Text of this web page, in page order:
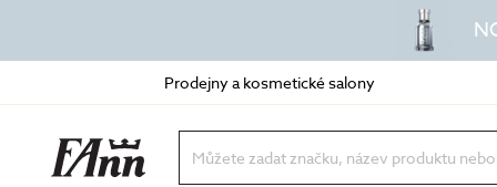
Prodejny a kosmetické salony